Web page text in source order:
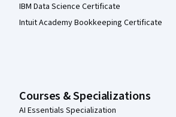
IBM Data Science Certificate
Intuit Academy Bookkeeping Certificate
Courses & Specializations
AI Essentials Specialization